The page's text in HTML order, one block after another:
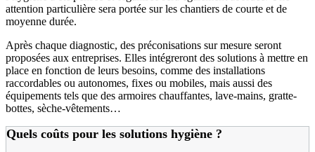
attention particulière sera portée sur les chantiers de courte et de
moyenne durée.
Après chaque diagnostic, des préconisations sur mesure seront
proposées aux entreprises. Elles intégreront des solutions à mettre en
place en fonction de leurs besoins, comme des installations
raccordables ou autonomes, fixes ou mobiles, mais aussi des
équipements tels que des armoires chauffantes, lave-mains, gratte-
bottes, sèche-vêtements…
Quels coûts pour les solutions hygiène ?